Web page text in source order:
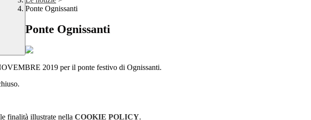
Ponte Ognissanti
Ponte Ognissanti
2019 per il ponte festivo di Ognissanti.
finalità illustrate nella COOKIE POLICY.